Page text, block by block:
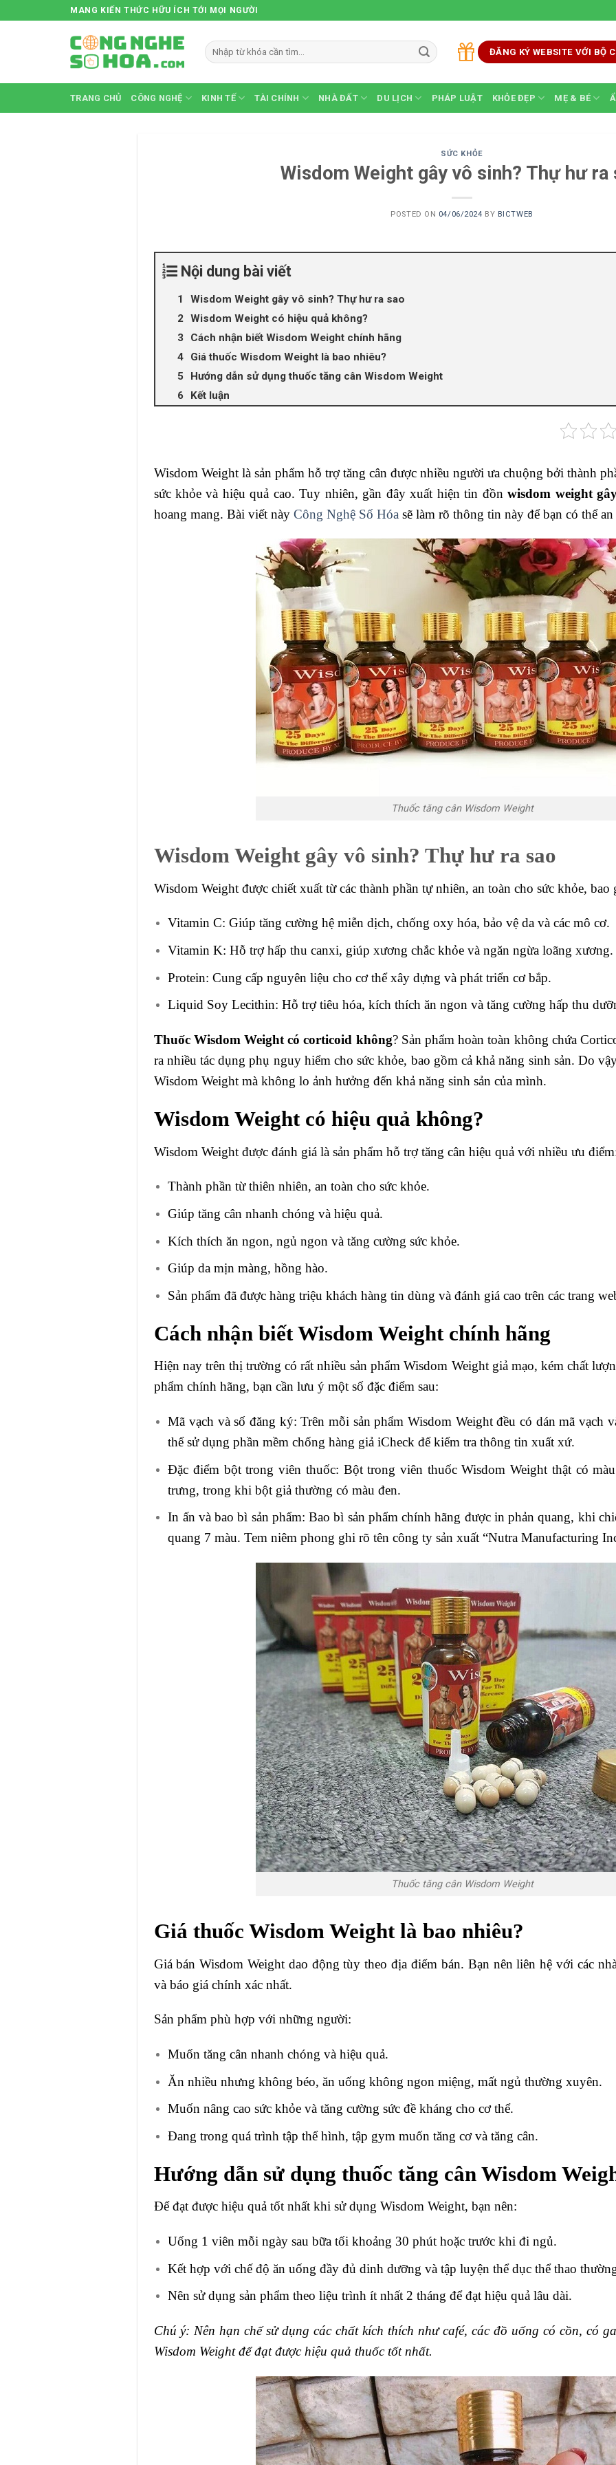
to
MANG KIẾN THỨC HỮU ÍCH TỚI MỌI NGƯỜI
ĐĂNG KÝ WEBSITE VỚI BỘ
TRANG CHỦ CÔNG NGHỆ KINH TẾ TÀI CHÍNH NHÀ ĐẤT DU LỊCH PHÁP LUẬT KHỎE ĐẸP MẸ & BÉ
SỨC KHỎE
Wisdom Weight gây vô sinh? Thự hư ra
POSTED ON 04/06/2024 BY BICTWEB
Nội dung bài viết
Wisdom Weight gây vô sinh? Thự hư ra sao
Wisdom Weight có hiệu quả không?
Cách nhận biết Wisdom Weight chính hãng
Giá thuốc Wisdom Weight là bao nhiêu?
Hướng dẫn sử dụng thuốc tăng cân Wisdom Weight
Kết luận
Wisdom Weight là sản phẩm hỗ trợ tăng cân được nhiều người ưa chuộng bởi thành
sức khỏe và hiệu quả cao. Tuy nhiên, gần đây xuất hiện tin đồnwisdom weight
hoang mang. Bài viết này Công Nghệ Số Hóa sẽ làm rõ thông tin này để bạn có thể
Thuốc tăng cân Wisdom Weight
Wisdom Weight gây vô sinh? Thự hư ra sao
Wisdom Weight được chiết xuất từ các thành phần tự nhiên, an toàn cho sức khỏe, bao
Vitamin C: Giúp tăng cường hệ miễn dịch, chống oxy hóa, bảo vệ da và các mô cơ.
Vitamin K: Hỗ trợ hấp thu canxi, giúp xương chắc khỏe và ngăn ngừa loãng xương.
Protein: Cung cấp nguyên liệu cho cơ thể xây dựng và phát triển cơ bắp.
Liquid Soy Lecithin: Hỗ trợ tiêu hóa, kích thích ăn ngon và tăng cường hấp thu
Thuốc Wisdom Weight có corticoid không? Sản phẩm hoàn toàn không chứa
ra nhiều tác dụng phụ nguy hiểm cho sức khỏe, bao gồm cả khả năng sinh sản. Do
Wisdom Weight mà không lo ảnh hưởng đến khả năng sinh sản của mình.
Wisdom Weight có hiệu quả không?
Wisdom Weight được đánh giá là sản phẩm hỗ trợ tăng cân hiệu quả với nhiều ưu
Thành phần từ thiên nhiên, an toàn cho sức khỏe.
Giúp tăng cân nhanh chóng và hiệu quả.
Kích thích ăn ngon, ngủ ngon và tăng cường sức khỏe.
Giúp da mịn màng, hồng hào.
Sản phẩm đã được hàng triệu khách hàng tin dùng và đánh giá cao trên các trang
Cách nhận biết Wisdom Weight chính hãng
Hiện nay trên thị trường có rất nhiều sản phẩm Wisdom Weight giả mạo, kém chất
phẩm chính hãng, bạn cần lưu ý một số đặc điểm sau:
Mã vạch và số đăng ký: Trên mỗi sản phẩm Wisdom Weight đều có dán mã vạch
thể sử dụng phần mềm chống hàng giả iCheck để kiểm tra thông tin xuất xứ.
Đặc điểm bột trong viên thuốc: Bột trong viên thuốc Wisdom Weight thật có
trưng, trong khi bột giả thường có màu đen.
In ấn và bao bì sản phẩm: Bao bì sản phẩm chính hãng được in phản quang, khi
quang 7 màu. Tem niêm phong ghi rõ tên công ty sản xuất “Nutra Manufacturing
Thuốc tăng cân Wisdom Weight
Giá thuốc Wisdom Weight là bao nhiêu?
Giá bán Wisdom Weight dao động tùy theo địa điểm bán. Bạn nên liên hệ với các
và báo giá chính xác nhất.
Sản phẩm phù hợp với những người:
Muốn tăng cân nhanh chóng và hiệu quả.
Ăn nhiều nhưng không béo, ăn uống không ngon miệng, mất ngủ thường xuyên.
Muốn nâng cao sức khỏe và tăng cường sức đề kháng cho cơ thể.
Đang trong quá trình tập thể hình, tập gym muốn tăng cơ và tăng cân.
Hướng dẫn sử dụng thuốc tăng cân Wisdom
Để đạt được hiệu quả tốt nhất khi sử dụng Wisdom Weight, bạn nên:
Uống 1 viên mỗi ngày sau bữa tối khoảng 30 phút hoặc trước khi đi ngủ.
Kết hợp với chế độ ăn uống đầy đủ dinh dưỡng và tập luyện thể dục thể thao
Nên sử dụng sản phẩm theo liệu trình ít nhất 2 tháng để đạt hiệu quả lâu dài.
Chú ý: Nên hạn chế sử dụng các chất kích thích như café, các đồ uống có cồn, có
Wisdom Weight để đạt được hiệu quả thuốc tốt nhất.